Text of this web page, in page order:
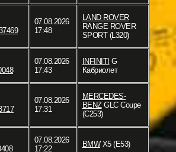
07.08.2026
17:48
LAND ROVER
RANGE ROVER
SPORT (L320)
07.08.2026
17:43
INFINITI G
Кабриолет
07.08.2026
17:31
MERCEDES-
BENZGLC Coupe
(C253)
07.08.2026
17:22
BMWX5 (E53)